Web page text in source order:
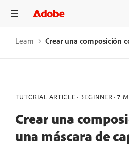
Learn
TUTORIAL ARTICLE BEGINNER 7
Crear una
una máscara de